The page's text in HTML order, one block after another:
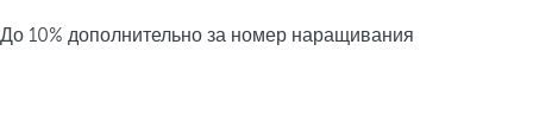
До 10% дополнительно за номер наращивания